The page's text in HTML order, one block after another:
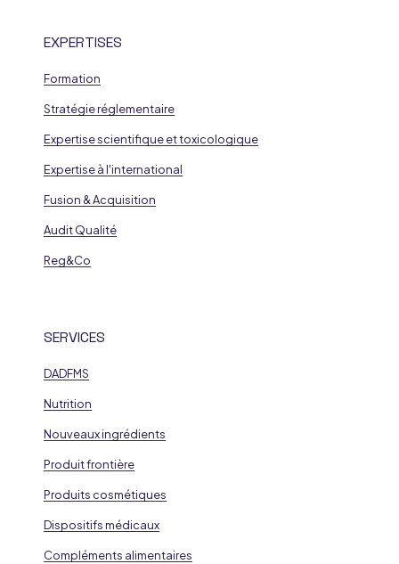
EXPERTISES
Formation
Stratégie réglementaire
Expertise scientifique et toxicologique
Expertise à l'international
Fusion & Acquisition
Audit Qualité
Reg&Co
SERVICES
DADFMS
Nutrition
Nouveaux ingrédients
Produit frontière
Produits cosmétiques
Dispositifs médicaux
Compléments alimentaires